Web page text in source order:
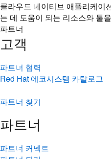
클라우드 네이티브 애플리케이
는 데 도움이 되는 리소스와 툴
파트너
고객
파트너 협력
Red Hat 에코시스템 카탈로그
파트너 찾기
파트너
파트너 커넥트